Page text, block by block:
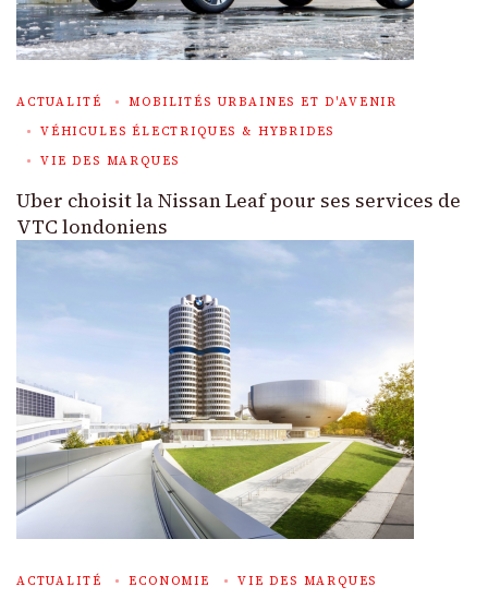
ACTUALITÉ
MOBILITÉS URBAINES ET D'AVENIR
VÉHICULES ÉLECTRIQUES & HYBRIDES
VIE DES MARQUES
Uber choisit la Nissan Leaf pour ses services de
VTC londoniens
ACTUALITÉ ECONOMIE VIE DES MARQUES